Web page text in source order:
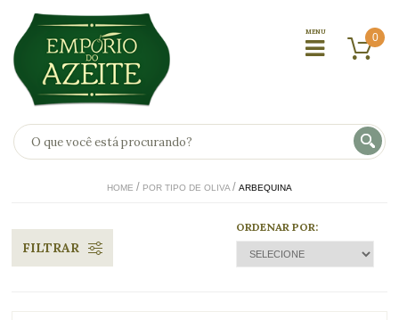
0
HOME POR TIPO DE OLIVA ARBEQUINA
FILTRAR
ORDENAR POR: